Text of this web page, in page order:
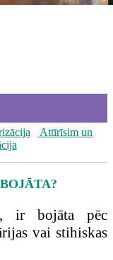
Attīrīsim un
ir bojāta pēc
vai stihiskas